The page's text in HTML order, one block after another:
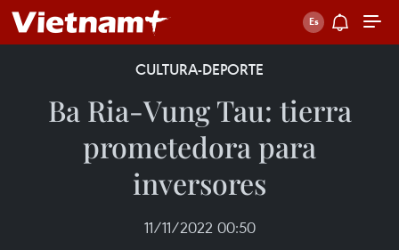
CULTURA-DEPORTE
Ba Ria-Vung Tau: tierra
prometedora para
inversores
11/11/2022 00:50